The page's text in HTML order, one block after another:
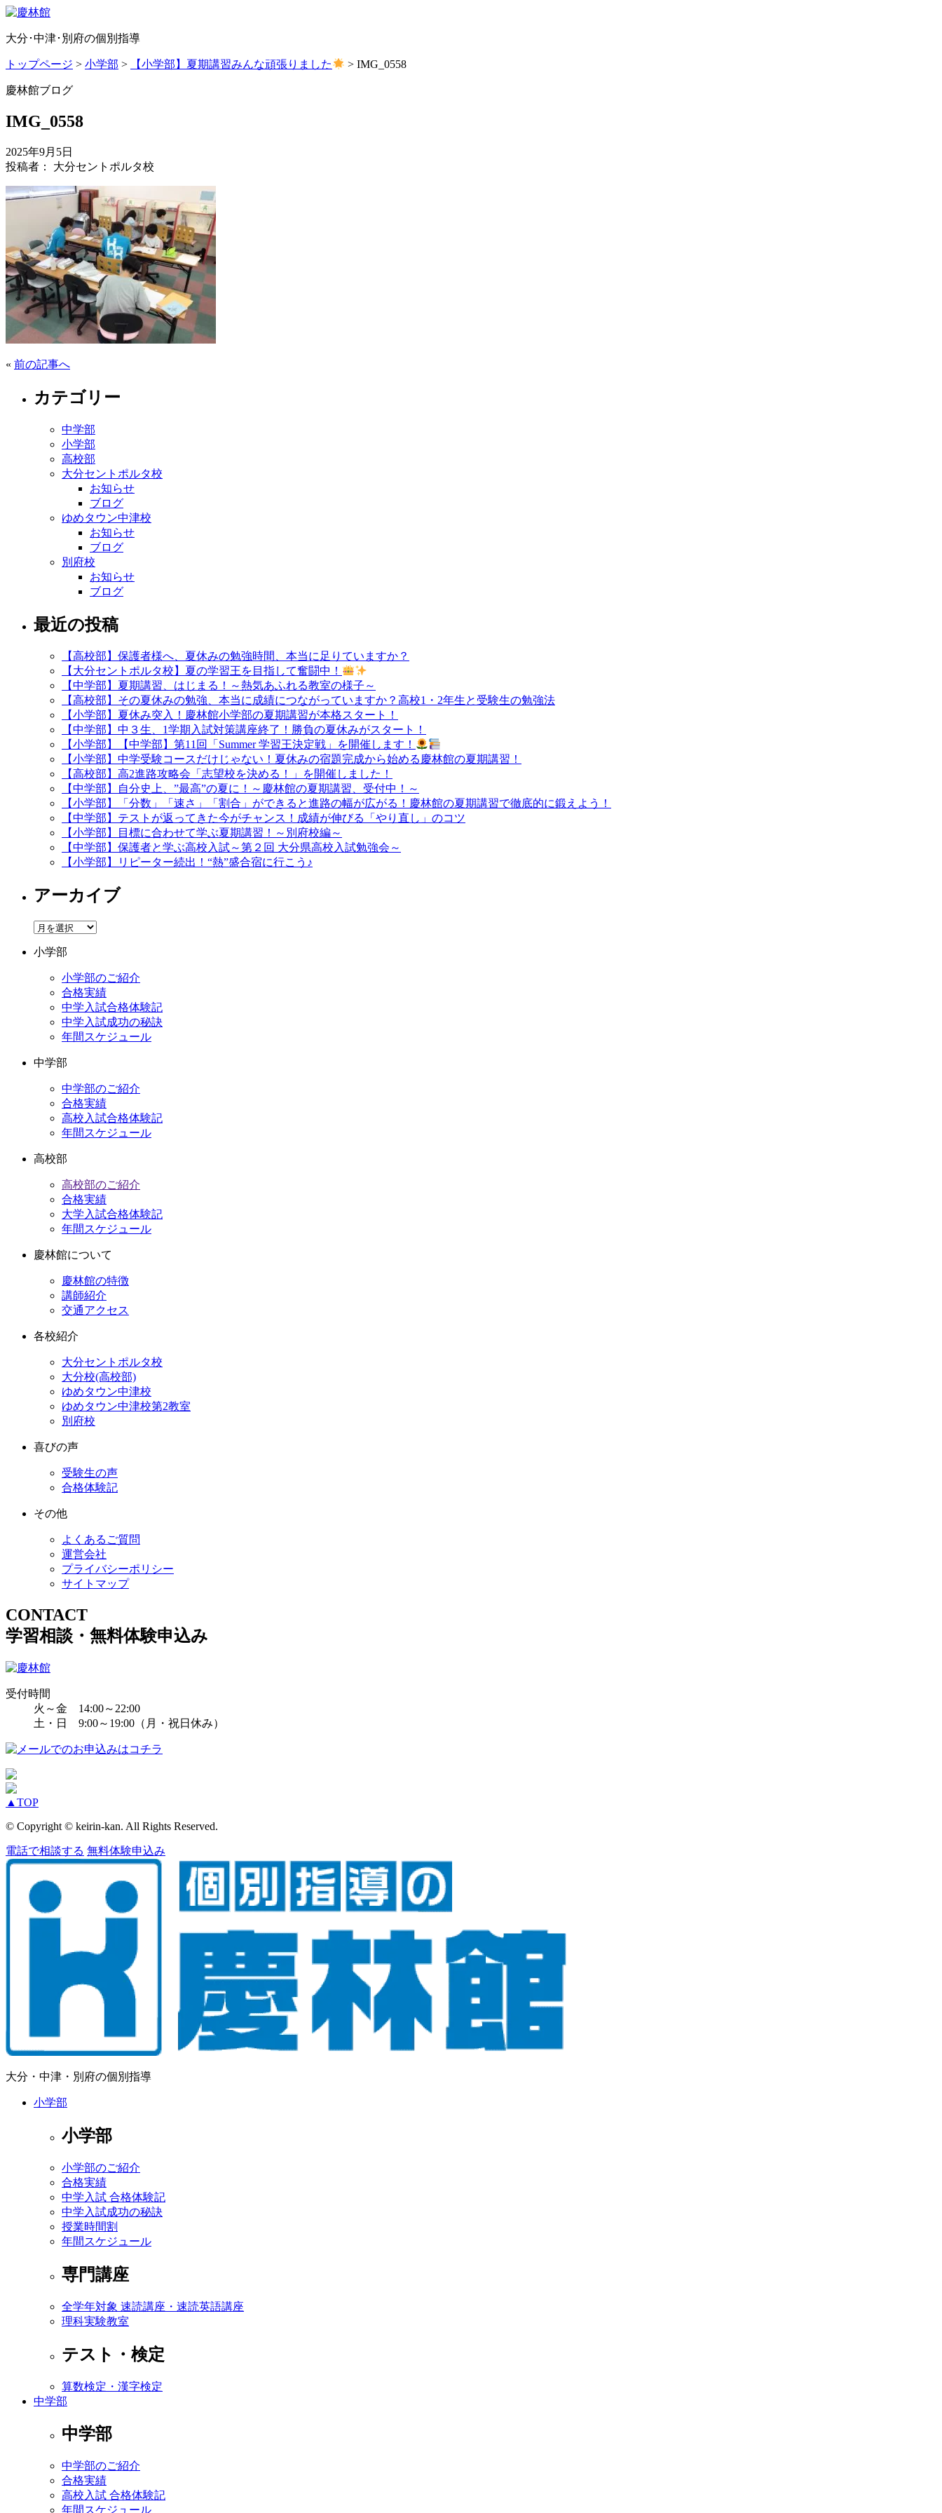
大分･中津･別府の個別指導
トップページ > 小学部 > 【小学部】夏期講習みんな頑張りました >IMG_0558
慶林館ブログ
IMG_0558
2025年9月5日
投稿者： 大分セントポルタ校
« 前の記事へ
カテゴリー
中学部
小学部
高校部
大分セントポルタ校
お知らせ
ブログ
ゆめタウン中津校
お知らせ
ブログ
別府校
お知らせ
ブログ
最近の投稿
【高校部】保護者様へ、夏休みの勉強時間、本当に足りていますか？
【大分セントポルタ校】夏の学習王を目指して奮闘中！
【中学部】夏期講習、はじまる！～熱気あふれる教室の様子～
【高校部】その夏休みの勉強、本当に成績につながっていますか？高校1・2年生と受験生の勉強法
【小学部】夏休み突入！慶林館小学部の夏期講習が本格スタート！
【中学部】中３生、1学期入試対策講座終了！勝負の夏休みがスタート！
【小学部】【中学部】第11回「Summer 学習王決定戦」を開催します！
【小学部】中学受験コースだけじゃない！夏休みの宿題完成から始める慶林館の夏期講習！
【高校部】高2進路攻略会「志望校を決める！」を開催しました！
【中学部】自分史上、”最高”の夏に！～慶林館の夏期講習、受付中！～
【小学部】「分数」「速さ」「割合」ができると進路の幅が広がる！慶林館の夏期講習で徹底的に鍛えよう！
【中学部】テストが返ってきた今がチャンス！成績が伸びる「やり直し」のコツ
【小学部】目標に合わせて学ぶ夏期講習！～別府校編～
【中学部】保護者と学ぶ高校入試～第２回 大分県高校入試勉強会～
【小学部】リピーター続出！“熱”盛合宿に行こう♪
アーカイブ
ア
カ
小学部
小学部のご紹介
合格実績
中学入試合格体験記
中学入試成功の秘訣
年間スケジュール
中学部
中学部のご紹介
合格実績
高校入試合格体験記
年間スケジュール
高校部
高校部のご紹介
合格実績
大学入試合格体験記
年間スケジュール
慶林館について
慶林館の特徴
講師紹介
交通アクセス
各校紹介
大分セントポルタ校
大分校(高校部)
ゆめタウン中津校
ゆめタウン中津校第2教室
別府校
喜びの声
受験生の声
合格体験記
その他
よくあるご質問
運営会社
プライバシーポリシー
サイトマップ
CONTACT
学習相談・無料体験申込み
受付時間
火～金 14:00～22:00
土・日 9:00～19:00（月・祝日休み）
▲ TOP
© Copyright © keirin-kan. All Rights Reserved.
電話で相談する 無料体験申込み
大分・中津・別府の個別指導
小学部
小学部
小学部のご紹介
合格実績
中学入試 合格体験記
中学入試成功の秘訣
授業時間割
年間スケジュール
専門講座
全学年対象 速読講座・速読英語講座
理科実験教室
テスト・検定
算数検定・漢字検定
中学部
中学部
中学部のご紹介
合格実績
高校入試 合格体験記
年間スケジュール